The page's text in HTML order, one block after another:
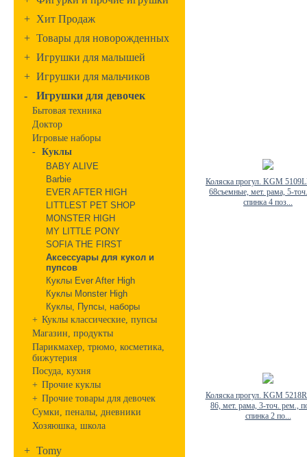
+ Хит Продаж
+ Товары для новорожденных
+ Игрушки для малышей
+ Игрушки для мальчиков
-
Игрушки для девочек
Бытовая техника
Доктор
Игровые наборы
- Куклы
BABY ALIVE
Barbie
EVER AFTER HIGH
LITTLEST PET SHOP
MONSTER HIGH
MY LITTLE PONY
SOFIA THE FIRST
Аксессуары для кукол и
пупсов
Куклы Ever After High
Куклы Monster High
Куклы, Пупсы, наборы
+ Куклы классические, пупсы
Магазин, продукты
Парикмахер, трюмо, косметика,
бижутерия
Посуда, кухня
+ Прочие куклы
+ Прочие товары для девочек
Сумки, пеналы, дневники
Хозяюшка, школа
+ Tomy
Коляска прогул. KGM
68съемные, мет. рама, 5-
спинка 4 поз...
Коляска прогул. KGM
86, мет. рама, 3-точ. рем.,
спинка 2 по...